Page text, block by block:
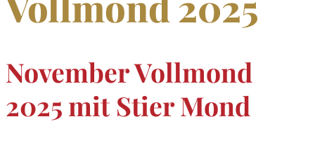
November Vollmond
2025 mit Stier Mond